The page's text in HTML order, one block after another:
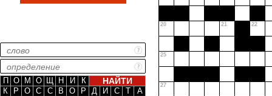
П О М О Щ Н И
К
К
Р О С С В О Р Д И С Т А
20 21 22
25
27